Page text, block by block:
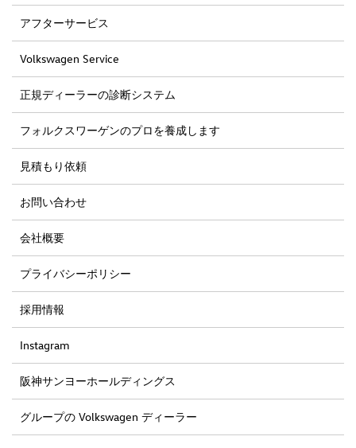
アフターサービス
Volkswagen Service
正規ディーラーの診断システム
フォルクスワーゲンのプロを養成します
見積もり依頼
お問い合わせ
会社概要
プライバシーポリシー
採用情報
Instagram
阪神サンヨーホールディングス
グループの Volkswagen ディーラー